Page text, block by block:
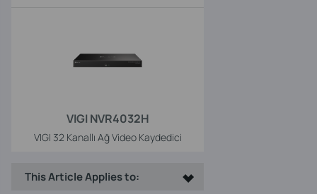
VIGI NVR4032H
VIGI 32 Kanallı Ağ Video Kaydedici
This Article Applies to: